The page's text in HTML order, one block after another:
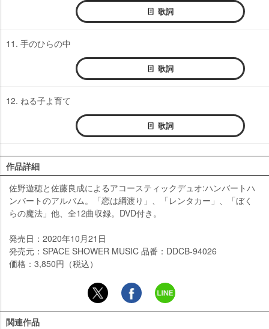
歌詞
11. 手のひらの中
歌詞
12. ねる子よ育て
歌詞
作品詳細
佐野遊穂と佐藤良成によるアコースティックデュオ:ハンバートハ
ンバートのアルバム。「恋は綱渡り」、「レンタカー」、「ぼく
らの魔法」他、全12曲収録。DVD付き。
発売日：2020年10月21日
発売元：SPACE SHOWER MUSIC 品番：DDCB-94026
価格：3,850円（税込）
関連作品